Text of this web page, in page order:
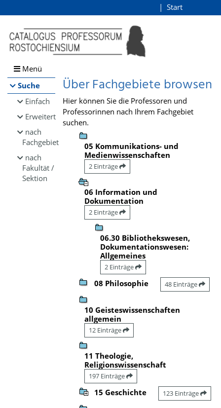
Browsen
direkt zum Inhalt
Start
Menü
Suche
Einfach
Erweitert
nach
Fachgebiet
nach
Fakultät /
Sektion
Über Fachgebiete browsen
Hier können Sie die Professoren und
Professorinnen nach Ihrem Fachgebiet
suchen.
05 Kommunikations- und
Medienwissenschaften
2 Einträge
06 Information und
Dokumentation
2 Einträge
06.30 Bibliothekswesen,
Dokumentationswesen:
Allgemeines
2 Einträge
08 Philosophie 48 Einträge
10 Geisteswissenschaften
allgemein
12 Einträge
11 Theologie,
Religionswissenschaft
197 Einträge
15 Geschichte 123 Einträge